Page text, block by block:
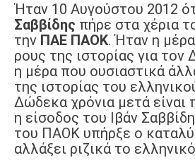
Ήταν 10 Αυγούστου 2012
Σαββίδης πήρε στα χέρια
την ΠΑΕ ΠΑΟΚ. Ήταν η
ρους της ιστορίας για
η μέρα που ουσιαστικά
της ιστορίας του
Δώδεκα χρόνια μετά είναι
η είσοδος του Ιβάν
του ΠΑΟΚ υπήρξε ο
αλλάξει ριζικά το